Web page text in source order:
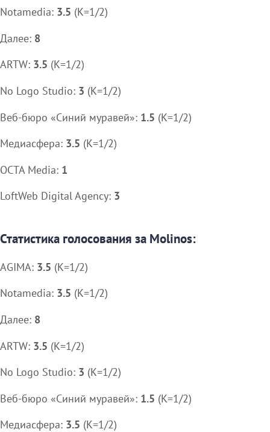
Notamedia: 3.5 (K=1/2)
Далее: 8
ARTW: 3.5 (K=1/2)
No Logo Studio: 3 (K=1/2)
Веб-бюро «Синий муравей»: 1.5 (K=1/2)
Медиасфера: 3.5 (K=1/2)
OCTA Media: 1
LoftWeb Digital Agency: 3
Статистика голосования за Molinos:
AGIMA: 3.5 (K=1/2)
Notamedia: 3.5 (K=1/2)
Далее: 8
ARTW: 3.5 (K=1/2)
No Logo Studio: 3 (K=1/2)
Веб-бюро «Синий муравей»: 1.5 (K=1/2)
Медиасфера: 3.5 (K=1/2)